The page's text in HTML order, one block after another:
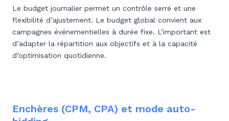
Le budget journalier permet un contrôle serré et une
flexibilité d’ajustement. Le budget global convient aux
campagnes événementielles à durée fixe. L’important est
d’adapter la répartition aux objectifs et à la capacité
d’optimisation quotidienne.
Enchères (CPM, CPA) et mode auto-